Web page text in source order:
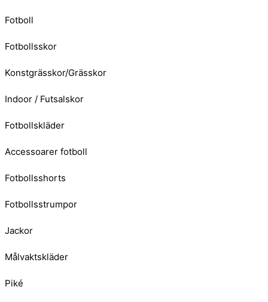
Fotboll
Fotbollsskor
Konstgrässkor/Grässkor
Indoor / Futsalskor
Fotbollskläder
Accessoarer fotboll
Fotbollsshorts
Fotbollsstrumpor
Jackor
Målvaktskläder
Piké